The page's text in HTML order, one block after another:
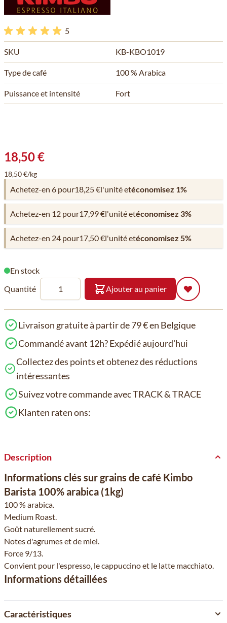
5
SKU KB-KBO1019
Type de café 100 % Arabica
Puissance et intensité Fort
18,50 €
18,50 €/kg
Achetez-en 6 pour18,25 €l'unité etéconomisez 1%
Achetez-en 12 pour17,99 €l'unité etéconomisez 3%
Achetez-en 24 pour17,50 €l'unité etéconomisez 5%
En stock
Quantité
Ajouter au panier
Livraison gratuite à partir de 79 € en Belgique
Commandé avant 12h? Expédié aujourd'hui
Collectez des points et obtenez des réductions
intéressantes
Suivez votre commande avec TRACK & TRACE
Klanten raten ons:
Description
Informations clés sur grains de café Kimbo
Barista 100% arabica (1kg)
100 % arabica.
Medium Roast.
Goût naturellement sucré.
Notes d'agrumes et de miel.
Force 9/13.
Convient pour l'espresso, le cappuccino et le latte macchiato.
Informations détaillées
Caractéristiques